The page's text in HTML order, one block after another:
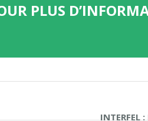
PLUS
INTERFEL